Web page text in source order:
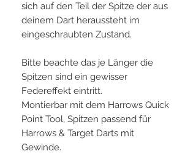
sich auf den Teil der Spitze der aus
deinem Dart heraussteht im
eingeschraubten Zustand.
Bitte beachte das je Länger die
Spitzen sind ein gewisser
Federeffekt eintritt.
Montierbar mit dem Harrows Quick
Point Tool, Spitzen passend für
Harrows & Target Darts mit
Gewinde.